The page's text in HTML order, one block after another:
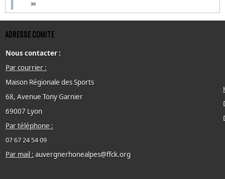
30
ADRESSE COMITE
Nous contacter :
Par courrier :
Maison Régionale des Sports
68, Avenue Tony Garnier
69007 Lyon
Par téléphone :
07 67 24 54 09
Par mail : auvergnerhonealpes@ffck.org